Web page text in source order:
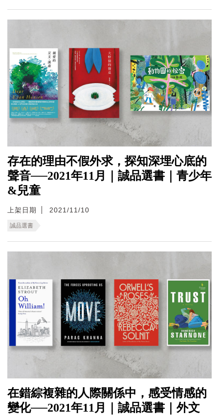
存在的理由不假外求，探知深埋心底的
聲音──2021年11月｜誠品選書｜青少年
&兒童
上架日期 2021/11/10
誠品選書
在錯綜複雜的人際關係中，感受情感的
變化──2021年11月｜誠品選書｜外文